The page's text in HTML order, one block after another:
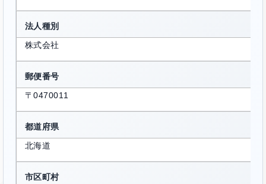
法人種別
株式会社
郵便番号
〒0470011
都道府県
北海道
市区町村